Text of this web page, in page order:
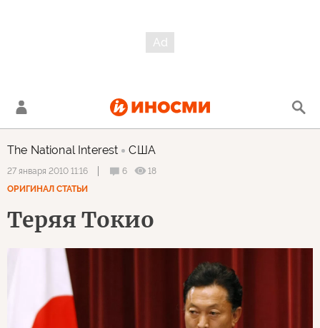
The National Interest США
27 января 2010 11:16 6
18
ОРИГИНАЛ СТАТЬИ
Теряя Токио